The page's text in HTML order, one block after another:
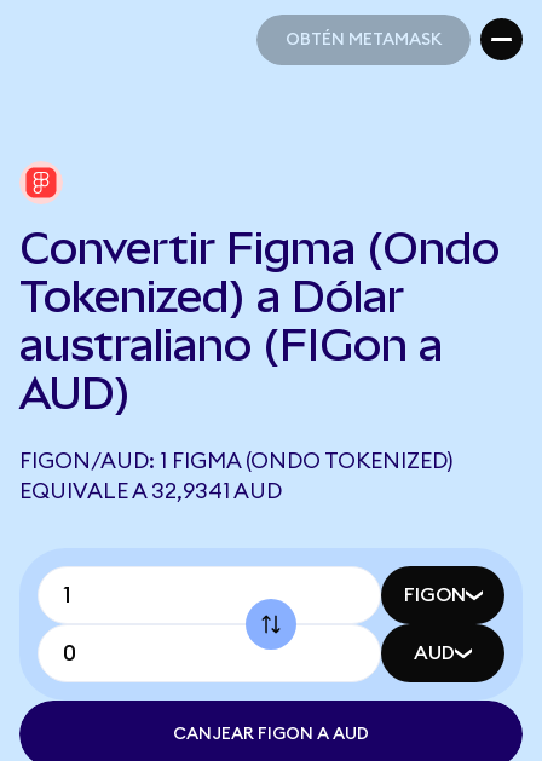
OBTÉN METAMASK
Convertir Figma (Ondo
Tokenized) a Dólar
australiano (FIGon a
AUD)
FIGON/AUD: 1 FIGMA (ONDO TOKENIZED)
EQUIVALE A 32,9341 AUD
FIGON
AUD
CANJEAR FIGON A AUD